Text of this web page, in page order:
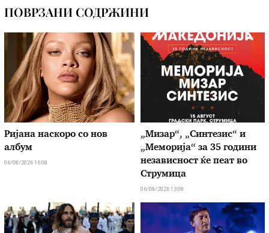
ПОВРЗАНИ СОДРЖИНИ
Ријана наскоро со нов
албум
06/08/2026 16:08
„Мизар“, „Синтезис“ и
„Меморија“ за 35 години
независност ќе пеат во
Струмица
06/08/2026 13:08